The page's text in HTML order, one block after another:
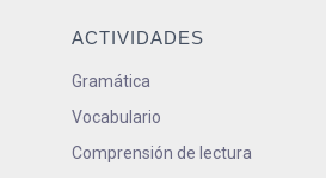
ACTIVIDADES
Gramática
Vocabulario
Comprensión de lectura